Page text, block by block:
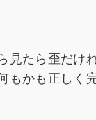
たら歪だけ
もかも正しく